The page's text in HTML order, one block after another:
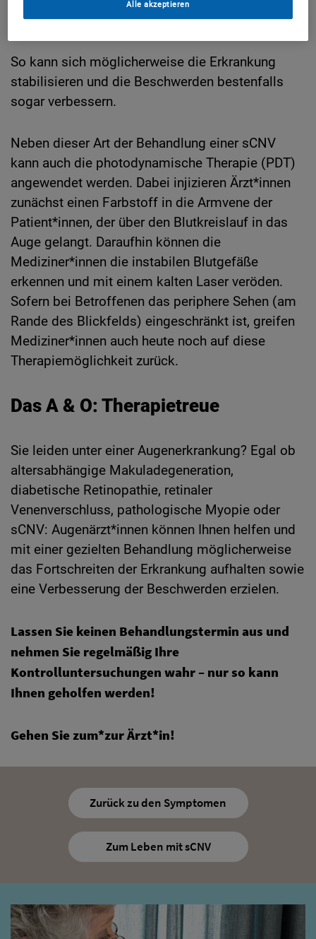
unterdrücken sollen.
So kann sich möglicherweise die Erkrankung
stabilisieren und die Beschwerden bestenfalls
sogar verbessern.
Neben dieser Art der Behandlung einer sCNV
kann auch die photodynamische Therapie (PDT)
angewendet werden. Dabei injizieren Ärzt*innen
zunächst einen Farbstoff in die Armvene der
Patient*innen, der über den Blutkreislauf in das
Auge gelangt. Daraufhin können die
Mediziner*innen die instabilen Blutgefäße
erkennen und mit einem kalten Laser veröden.
Sofern bei Betroffenen das periphere Sehen (am
Rande des Blickfelds) eingeschränkt ist, greifen
Mediziner*innen auch heute noch auf diese
Therapiemöglichkeit zurück.
Das A & O: Therapietreue
Sie leiden unter einer Augenerkrankung? Egal ob
altersabhängige Makuladegeneration,
diabetische Retinopathie, retinaler
Venenverschluss, pathologische Myopie oder
sCNV: Augenärzt*innen können Ihnen helfen und
mit einer gezielten Behandlung möglicherweise
das Fortschreiten der Erkrankung aufhalten sowie
eine Verbesserung der Beschwerden erzielen.
Lassen Sie keinen Behandlungstermin aus und
nehmen Sie regelmäßig Ihre
Kontrolluntersuchungen wahr – nur so kann
Ihnen geholfen werden!
Gehen Sie zum*zur Ärzt*in!
Zurück zu den Symptomen
Zum Leben mit sCNV
Alle akzeptieren